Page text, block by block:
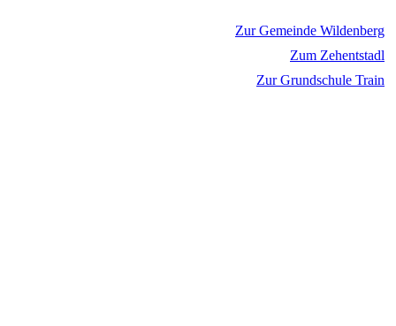
Zur Gemeinde Wildenberg
Zum Zehentstadl
Zur Grundschule Train